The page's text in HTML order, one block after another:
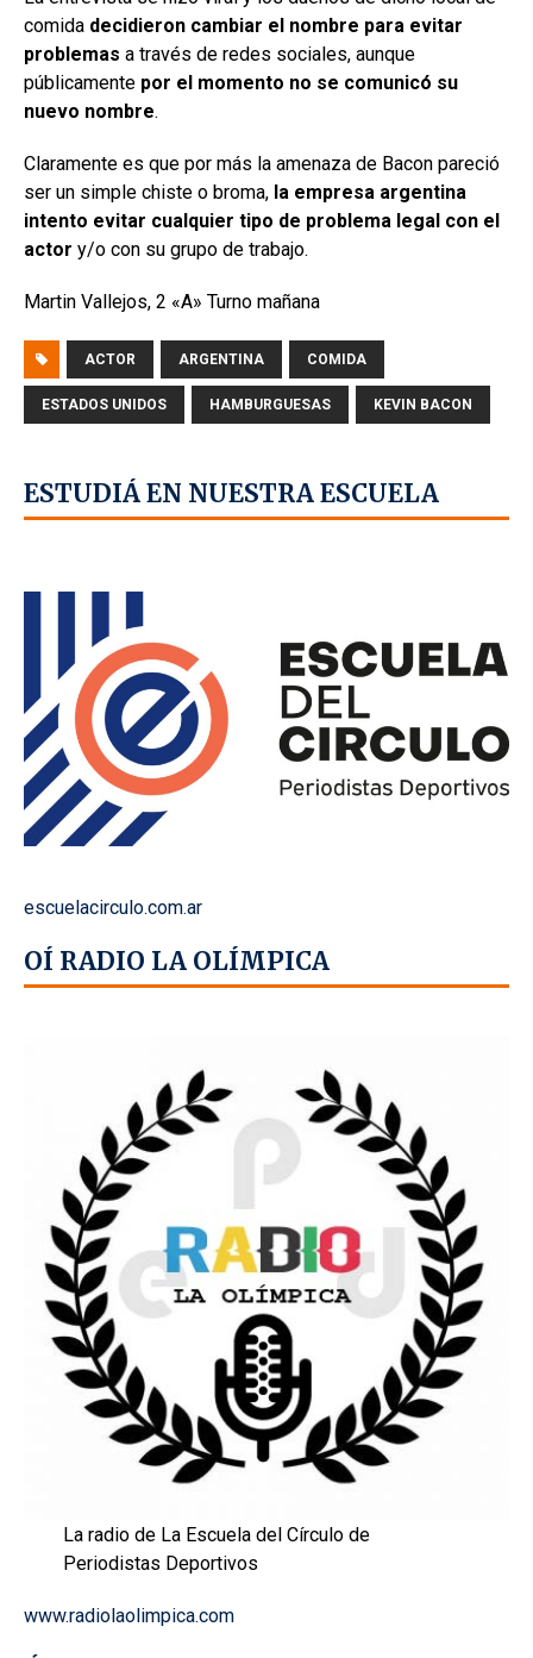
comida decidieron cambiar el nombre para evitar
problemas a través de redes sociales, aunque
públicamente por el momento no se comunicó su
nuevo nombre.
Claramente es que por más la amenaza de Bacon pareció
ser un simple chiste o broma, la empresa argentina
intento evitar cualquier tipo de problema legal con el
actor y/o con su grupo de trabajo.
Martin Vallejos, 2 «A» Turno mañana
ACTOR ARGENTINA COMIDA
ESTADOS UNIDOS HAMBURGUESAS KEVIN BACON
ESTUDIÁ EN NUESTRA ESCUELA
escuelacirculo.com.ar
OÍ RADIO LA OLÍMPICA
La radio de La Escuela del Círculo de
Periodistas Deportivos
www.radiolaolimpica.com